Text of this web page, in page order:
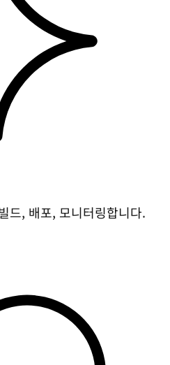
드, 배포, 모니터링합니다.